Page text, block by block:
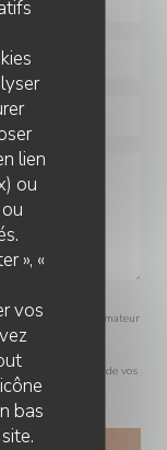
lien
ou
», «
vos
bas
que le consommateur
démarchage
sur le traitement de vos